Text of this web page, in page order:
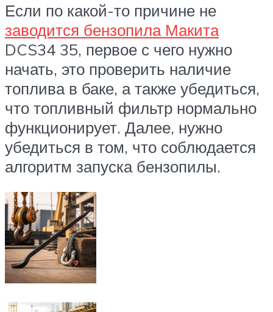
Если по какой-то причине не
заводится бензопила Макита
DCS34 35, первое с чего нужно
начать, это проверить наличие
топлива в баке, а также убедиться,
что топливный фильтр нормально
функционирует. Далее, нужно
убедиться в том, что соблюдается
алгоритм запуска бензопилы.